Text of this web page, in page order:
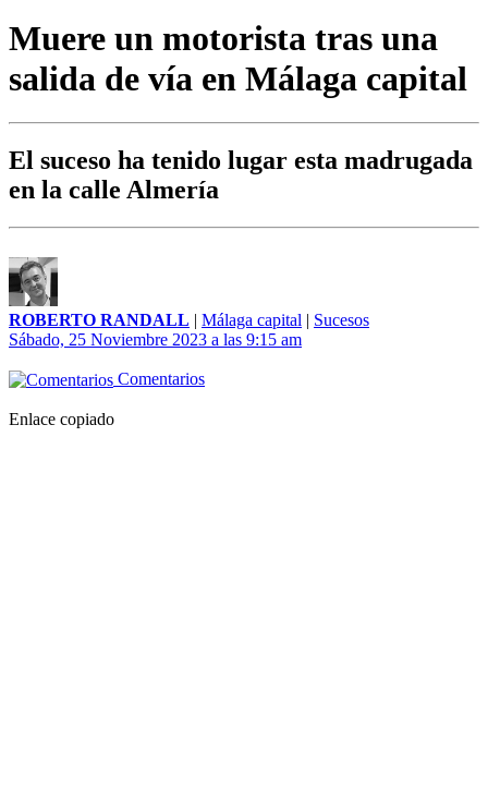
Muere un motorista tras una
salida de vía en Málaga capital
El suceso ha tenido lugar esta madrugada
en la calle Almería
ROBERTO RANDALL | Málaga capital | Sucesos
Sábado, 25 Noviembre 2023 a las 9:15 am
Comentarios
Enlace copiado